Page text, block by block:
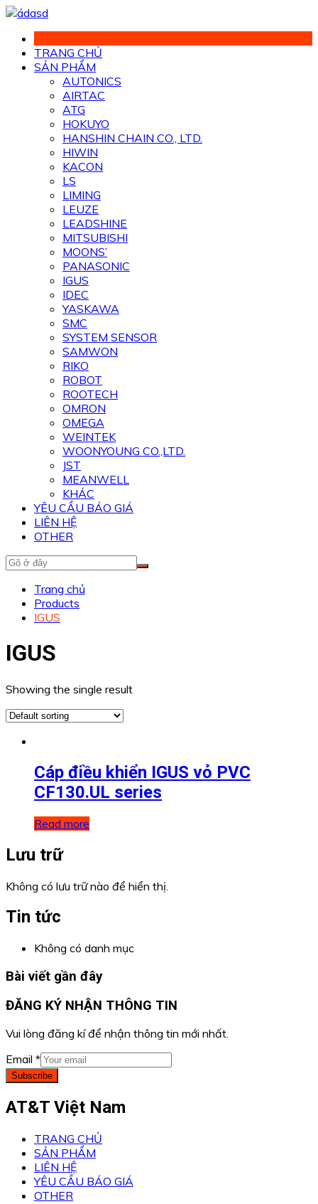
Chuyển
phần
dung
TRANG CHỦ
SẢN PHẨM
AUTONICS
AIRTAC
ATG
HOKUYO
HANSHIN CHAIN CO., LTD.
HIWIN
KACON
LS
LIMING
LEUZE
LEADSHINE
MITSUBISHI
MOONS’
PANASONIC
IGUS
IDEC
YASKAWA
SMC
SYSTEM SENSOR
SAMWON
RIKO
ROBOT
ROOTECH
OMRON
OMEGA
WEINTEK
WOONYOUNG CO.,LTD.
JST
MEANWELL
KHÁC
YÊU CẦU BÁO GIÁ
LIÊN HỆ
OTHER
Trang chủ
Products
IGUS
IGUS
Showing the single result
Cáp điều khiển IGUS vỏ PVC
CF130.UL series
Read more
Lưu trữ
Không có lưu trữ nào để hiển thị.
Tin tức
Không có danh mục
Bài viết gần đây
ĐĂNG KÝ NHẬN THÔNG TIN
Vui lòng đăng kí để nhận thông tin mới nhất.
Email *
Subscribe
AT&T Việt Nam
TRANG CHỦ
SẢN PHẨM
LIÊN HỆ
YÊU CẦU BÁO GIÁ
OTHER